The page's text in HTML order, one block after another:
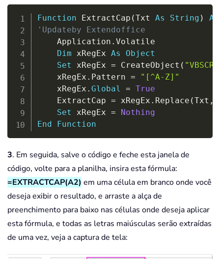
Function ExtractCap (Txt As String )
As
'Updateby Extendoffice
    Application
. Volatile
Dim xRegEx As
Object
Set xRegEx = CreateObject (
    xRegEx
. Pattern =
"[^A-Z]"
    xRegEx
. Global = True
    ExtractCap
= xRegEx . Replace (Txt ,
Set xRegEx =
Nothing
End
Function
Copy
3. Em seguida, salve o código e feche esta janela de
código, volte para a planilha, insira esta fórmula:
=EXTRACTCAP(A2) em uma célula em branco onde você
deseja exibir o resultado, e arraste a alça de
preenchimento para baixo nas células onde deseja aplicar
esta fórmula, e todas as letras maiúsculas serão extraídas
de uma vez, veja a captura de tela: